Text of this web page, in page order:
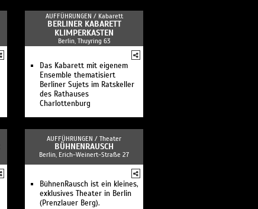
AUFFÜHRUNGEN / Kabarett
BERLINER KABARETT
KLIMPERKASTEN
Berlin, Thuyring 63
Das Kabarett mit eigenem
Ensemble thematisiert
Berliner Sujets im Ratskeller
des Rathauses
Charlottenburg
AUFFÜHRUNGEN / Theater
BÜHNENRAUSCH
Berlin, Erich-Weinert-Straße 27
BühnenRausch ist ein kleines,
exklusives Theater in Berlin
(Prenzlauer Berg).